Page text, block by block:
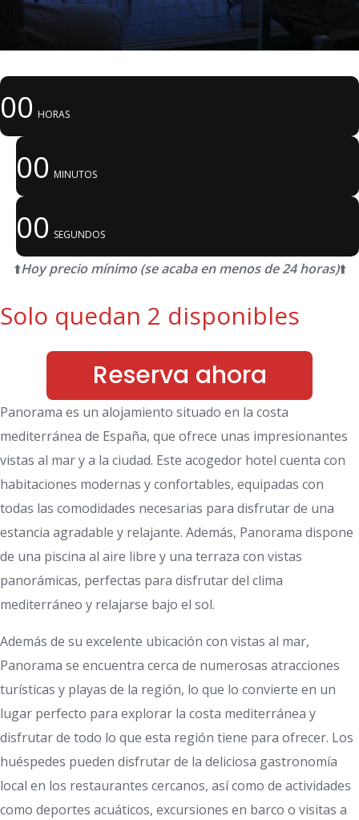
00 HORAS
00 MINUTOS
00 SEGUNDOS
⬆️Hoy precio mínimo (se acaba en menos de 24 horas)⬆️
Solo quedan 2 disponibles
Reserva ahora
Panorama es un alojamiento situado en la costa
mediterránea de España, que ofrece unas impresionantes
vistas al mar y a la ciudad. Este acogedor hotel cuenta con
habitaciones modernas y confortables, equipadas con
todas las comodidades necesarias para disfrutar de una
estancia agradable y relajante. Además, Panorama dispone
de una piscina al aire libre y una terraza con vistas
panorámicas, perfectas para disfrutar del clima
mediterráneo y relajarse bajo el sol.
Además de su excelente ubicación con vistas al mar,
Panorama se encuentra cerca de numerosas atracciones
turísticas y playas de la región, lo que lo convierte en un
lugar perfecto para explorar la costa mediterránea y
disfrutar de todo lo que esta región tiene para ofrecer. Los
huéspedes pueden disfrutar de la deliciosa gastronomía
local en los restaurantes cercanos, así como de actividades
como deportes acuáticos, excursiones en barco o visitas a